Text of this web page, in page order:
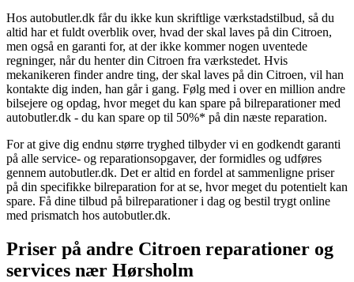
Hos autobutler.dk får du ikke kun skriftlige værkstadstilbud, så du
altid har et fuldt overblik over, hvad der skal laves på din Citroen,
men også en garanti for, at der ikke kommer nogen uventede
regninger, når du henter din Citroen fra værkstedet. Hvis
mekanikeren finder andre ting, der skal laves på din Citroen, vil han
kontakte dig inden, han går i gang. Følg med i over en million andre
bilsejere og opdag, hvor meget du kan spare på bilreparationer med
autobutler.dk - du kan spare op til 50%* på din næste reparation.
For at give dig endnu større tryghed tilbyder vi en godkendt garanti
på alle service- og reparationsopgaver, der formidles og udføres
gennem autobutler.dk. Det er altid en fordel at sammenligne priser
på din specifikke bilreparation for at se, hvor meget du potentielt kan
spare. Få dine tilbud på bilreparationer i dag og bestil trygt online
med prismatch hos autobutler.dk.
Priser på andre Citroen reparationer og
services nær Hørsholm